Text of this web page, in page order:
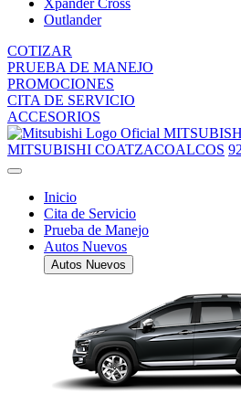
Xpander Cross
Outlander
COTIZAR
PRUEBA DE MANEJO
PROMOCIONES
CITA DE SERVICIO
ACCESORIOS
MITSUBISHI COATZACOALCOS
Inicio
Cita de Servicio
Prueba de Manejo
Autos Nuevos
Autos Nuevos